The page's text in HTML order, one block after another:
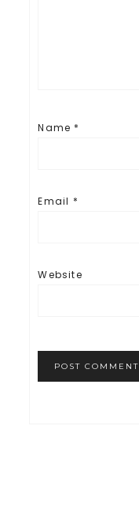
Name *
Email *
Website